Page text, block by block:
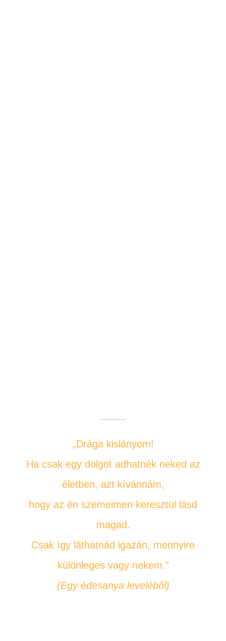
„Drága kislányom!
Ha csak egy dolgot adhatnék neked az
életben, azt kívánnám,
hogy az én szemeimen keresztül lásd
magad.
Csak így láthatnád igazán, mennyire
különleges vagy nekem.”
(Egy édesanya leveléből)